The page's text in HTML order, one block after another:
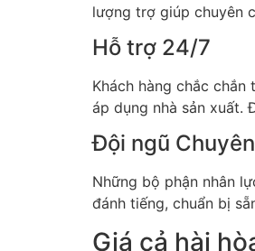
lượng trợ giúp chuyên
Hỗ trợ 24/7
Khách hàng chắc
áp dụng nhà sản xuất.
Đội ngũ
Những bộ phận nhân
đánh tiếng, chuẩn bị
Giá cả hài